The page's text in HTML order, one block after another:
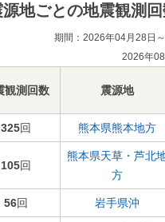
源地ごとの地震観測
期間：2026年04月28日
2026年
観測回数 震源地
325回 熊本県熊本地方
105回
熊本県天草・芦北
方
56回 岩手県沖